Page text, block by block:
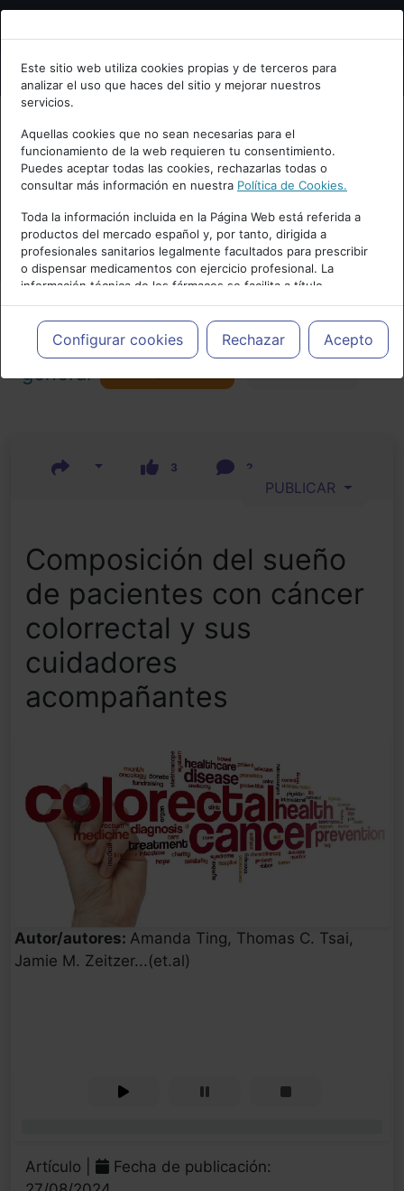
Bienvenid@ a psiquiatria.com
Escribe tu Email
Accede o regístrate con tu email.
Cancelar
Este sitio web utiliza cookies propias y de terceros para
analizar el uso que haces del sitio y mejorar nuestros
servicios.
Aquellas cookies que no sean necesarias para el
funcionamiento de la web requieren tu consentimiento.
Puedes aceptar todas las cookies, rechazarlas todas o
consultar más información en nuestra Política de Cookies.
Toda la información incluida en la Página Web está referida a
productos del mercado español y, por tanto, dirigida a
profesionales sanitarios legalmente facultados para prescribir
o dispensar medicamentos con ejercicio profesional. La
información técnica de los fármacos se facilita a título
meramente informativo, siendo responsabilidad de los
profesionales facultados prescribir medicamentos y decidir, en
cada caso concreto, el tratamiento más adecuado a las
necesidades del paciente.
Configurar cookies Rechazar Acepto
Actualidad y Artículos|Psicología
general
3 2
PUBLICAR
Composición del sueño
de pacientes con cáncer
colorrectal y sus
cuidadores
acompañantes
Autor/autores: Amanda Ting, Thomas C. Tsai,
Jamie M. Zeitzer...(et.al)
Artículo |
Fecha de publicación: